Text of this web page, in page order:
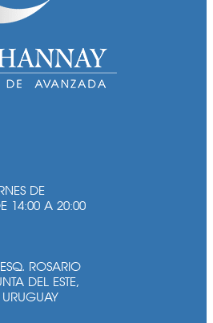
DE
14:00 A 20:00
ROSARIO
DEL ESTE,